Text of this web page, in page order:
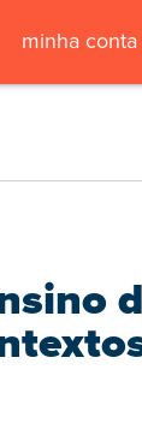
minha conta